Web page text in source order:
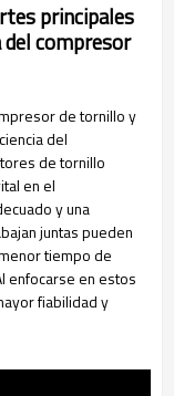
principales
del compresor
de tornillo y
del
de tornillo
en el
y una
juntas pueden
tiempo de
enfocarse en estos
fiabilidad y